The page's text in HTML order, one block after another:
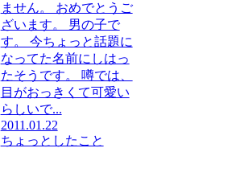
ません。 おめでとうご
ざいます。 男の子で
す。 今ちょっと話題に
なってた名前にしはっ
たそうです。 噂では、
目がおっきくて可愛い
らしいで...
2011.01.22
ちょっとしたこと